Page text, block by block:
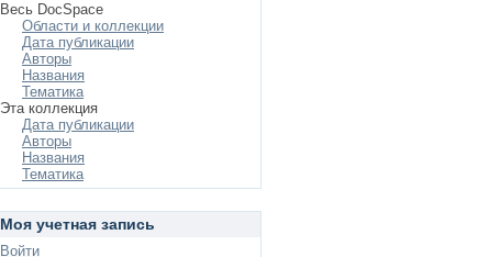
Весь DocSpace
Области и коллекции
Дата публикации
Авторы
Названия
Тематика
Эта коллекция
Дата публикации
Авторы
Названия
Тематика
Моя учетная запись
Войти